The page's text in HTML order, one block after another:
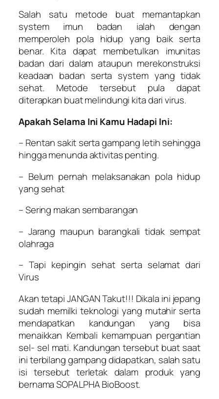
Salah satu metode buat memantapkan
system imun badan ialah dengan
memperoleh pola hidup yang baik serta
benar. Kita dapat membetulkan imunitas
badan dari dalam ataupun merekonstruksi
keadaan badan serta system yang tidak
sehat. Metode tersebut pula dapat
diterapkan buat melindungi kita dari virus.
Apakah Selama Ini Kamu Hadapi Ini:
– Rentan sakit serta gampang letih sehingga
hingga menunda aktivitas penting.
– Belum pernah melaksanakan pola hidup
yang sehat
– Sering makan sembarangan
– Jarang maupun barangkali tidak sempat
olahraga
– Tapi kepingin sehat serta selamat dari
Virus
Akan tetapi JANGAN Takut!!! Dikala ini jepang
sudah memilki teknologi yang mutahir serta
mendapatkan kandungan yang bisa
menaikkan Kembali kemampuan pergantian
sel- sel mati. Kandungan tersebut buat saat
ini terbilang gampang didapatkan, salah satu
isi tersebut terletak dalam produk yang
bernama SOPALPHA BioBoost.